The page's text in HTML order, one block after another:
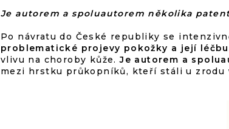
Je autorem a spoluautorem několika
Po návratu do České republiky se
problematické projevy pokožky a její léčbu
vlivu na choroby kůže.Je autorem a
mezi hrstku průkopníků, kteří stáli u